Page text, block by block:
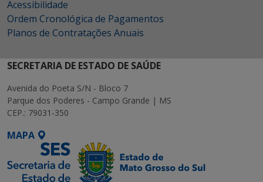
Acessibilidade
Ordem Cronológica de Pagamentos
Planos de Contratações Anuais
SECRETARIA DE ESTADO DE SAÚDE
Avenida do Poeta S/N - Bloco 7
Parque dos Poderes - Campo Grande | MS
CEP.: 79031-350
MAPA